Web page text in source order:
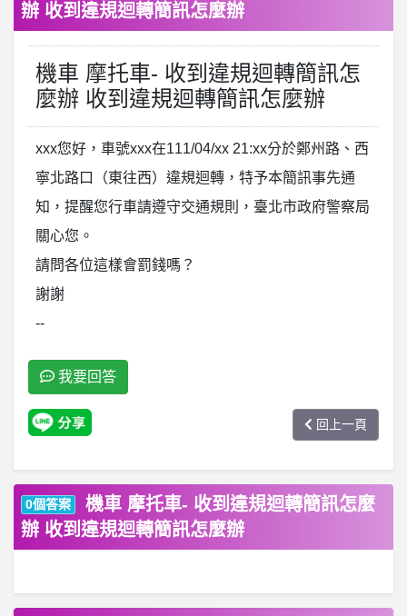
辦 收到違規迴轉簡訊怎麼辦
機車 摩托車- 收到違規迴轉簡訊怎
麼辦 收到違規迴轉簡訊怎麼辦
xxx您好，車號xxx在111/04/xx 21:xx分於鄭州路、西
寧北路口（東往西）違規迴轉，特予本簡訊事先通
知，提醒您行車請遵守交通規則，臺北市政府警察局
關心您。
請問各位這樣會罰錢嗎？
謝謝
--
我要回答
回上一頁
0個答案
機車 摩托車- 收到違規迴轉簡訊怎麼
辦 收到違規迴轉簡訊怎麼辦